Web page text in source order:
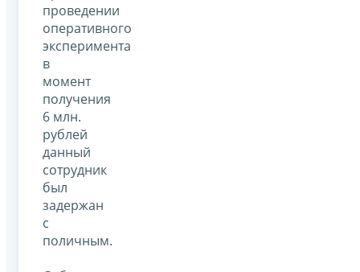
проведении
оперативного
эксперимента
в
момент
получения
6 млн.
рублей
данный
сотрудник
был
задержан
с
поличным.